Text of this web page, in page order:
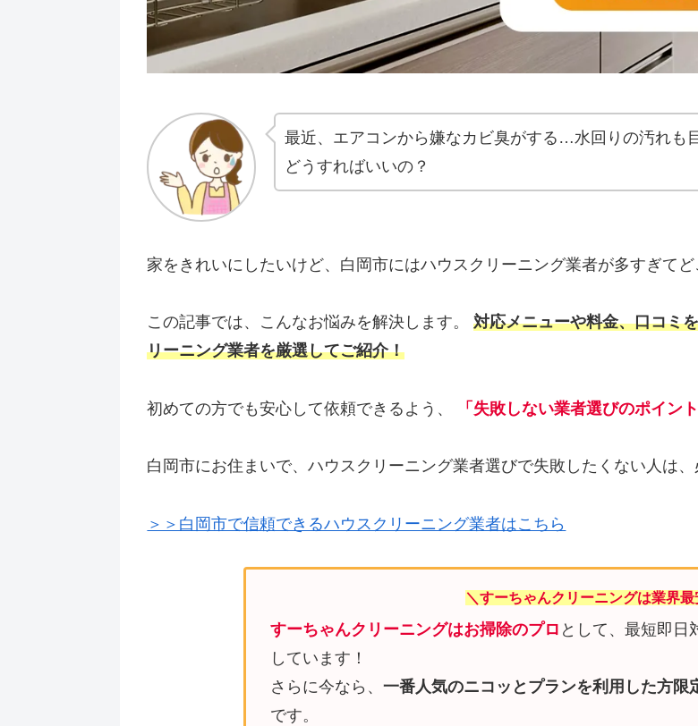
最近、エアコンから嫌なカビ臭がする…水回りの汚れも
どうすればいいの？
家をきれいにしたいけど、白岡市にはハウスクリーニング業者が多すぎて
この記事では、こんなお悩みを解決します。対応メニューや料金、口コミ
リーニング業者を厳選してご紹介！
初めての方でも安心して依頼できるよう、 「失敗しない業者選びのポイント
白岡市にお住まいで、ハウスクリーニング業者選びで失敗したくない人は、
＞＞白岡市で信頼できるハウスクリーニング業者はこちら
＼すーちゃんクリーニングは業界最
すーちゃんクリーニングはお掃除のプロ として、最短即日
しています！
さらに今なら、 一番人気のニコッとプランを利用した方限
です。